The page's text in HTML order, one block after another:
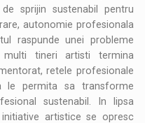
sprijin sustenabil pentru
autonomie profesionala
raspunde unei probleme
tineri artisti termina
retele profesionale
le permita sa transforme
sustenabil. In lipsa
artistice se opresc